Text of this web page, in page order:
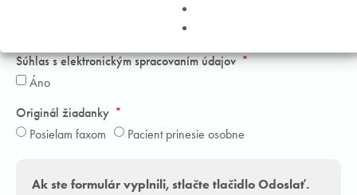
PET/CT vyšetrenie za vhodné a predpokladá jeho prínos pre
ďalší osud pacienta a vyšetrenie považuje za neodkladné
Súhlas s elektronickým spracovaním údajov
Áno
Originál žiadanky
Posielam faxom
Pacient prinesie osobne
Ak ste formulár vyplnili, stlačte tlačidlo Odoslať.